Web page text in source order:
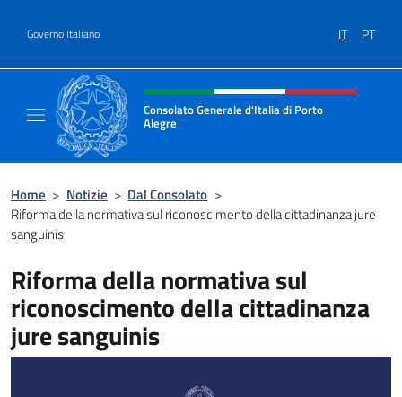
Governo Italiano IT PT
Intestazione sito, social e menù
Consolato Generale d'Italia di Porto
Alegre
Home > Notizie > Dal Consolato >
Riforma della normativa sul riconoscimento della cittadinanza jure
sanguinis
Riforma della normativa sul
riconoscimento della cittadinanza
jure sanguinis